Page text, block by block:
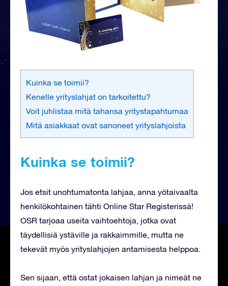
Kuinka se toimii?
Kenelle yrityslahjat on tarkoitettu?
Voit juhlistaa mitä tahansa yritystapahtumaa
Mitä asiakkaat ovat sanoneet yrityslahjoista
Kuinka se toimii?
Jos etsit unohtumatonta lahjaa, anna yötaivaalta
henkilökohtainen tähti Online Star Registerissä!
OSR tarjoaa useita vaihtoehtoja, jotka ovat
täydellisiä ystäville ja rakkaimmille, mutta ne
tekevät myös yrityslahjojen antamisesta helppoa.
Sen sijaan, että ostat jokaisen lahjan ja nimeät ne